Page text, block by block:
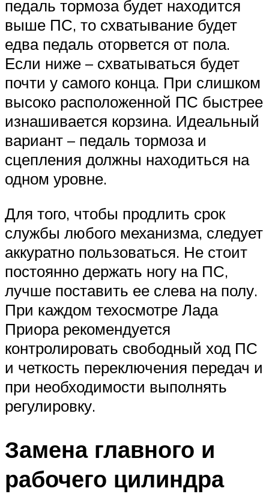
педаль тормоза будет находится
выше ПС, то схватывание будет
едва педаль оторвется от пола.
Если ниже – схватываться будет
почти у самого конца. При слишком
высоко расположенной ПС быстрее
изнашивается корзина. Идеальный
вариант – педаль тормоза и
сцепления должны находиться на
одном уровне.
Для того, чтобы продлить срок
службы любого механизма, следует
аккуратно пользоваться. Не стоит
постоянно держать ногу на ПС,
лучше поставить ее слева на полу.
При каждом техосмотре Лада
Приора рекомендуется
контролировать свободный ход ПС
и четкость переключения передач и
при необходимости выполнять
регулировку.
Замена главного и
рабочего цилиндра